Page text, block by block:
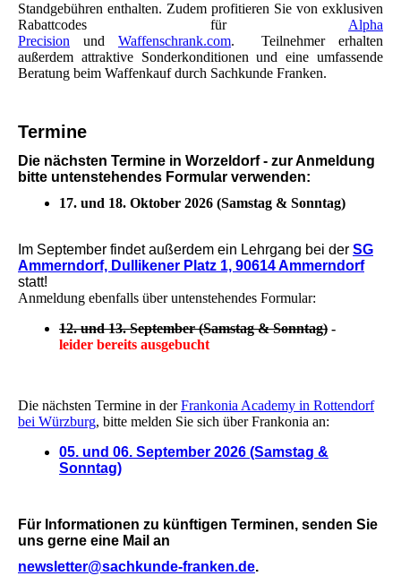
Standgebühren enthalten. Zudem profitieren Sie von exklusiven
Rabattcodes für
Alpha
Precision und Waffenschrank.com. Teilnehmer erhalten
außerdem attraktive Sonderkonditionen und eine umfassende
Beratung beim Waffenkauf durch Sachkunde Franken.
Termine
Die nächsten Termine in Worzeldorf - zur Anmeldung
bitte untenstehendes Formular verwenden:
17. und 18. Oktober 2026 (Samstag & Sonntag)
Im September findet außerdem ein Lehrgang bei der SG
Ammerndorf, Dullikener Platz 1, 90614 Ammerndorf
statt!
Anmeldung ebenfalls über untenstehendes Formular:
12. und 13. September (Samstag & Sonntag) -
leider bereits ausgebucht
Die nächsten Termine in derFrankonia Academy in Rottendorf
bei Würzburg, bitte melden Sie sich über Frankonia an:
05. und 06. September 2026 (Samstag &
Sonntag)
Für Informationen zu künftigen Terminen, senden Sie
uns gerne eine Mail an
newsletter@sachkunde-franken.de.